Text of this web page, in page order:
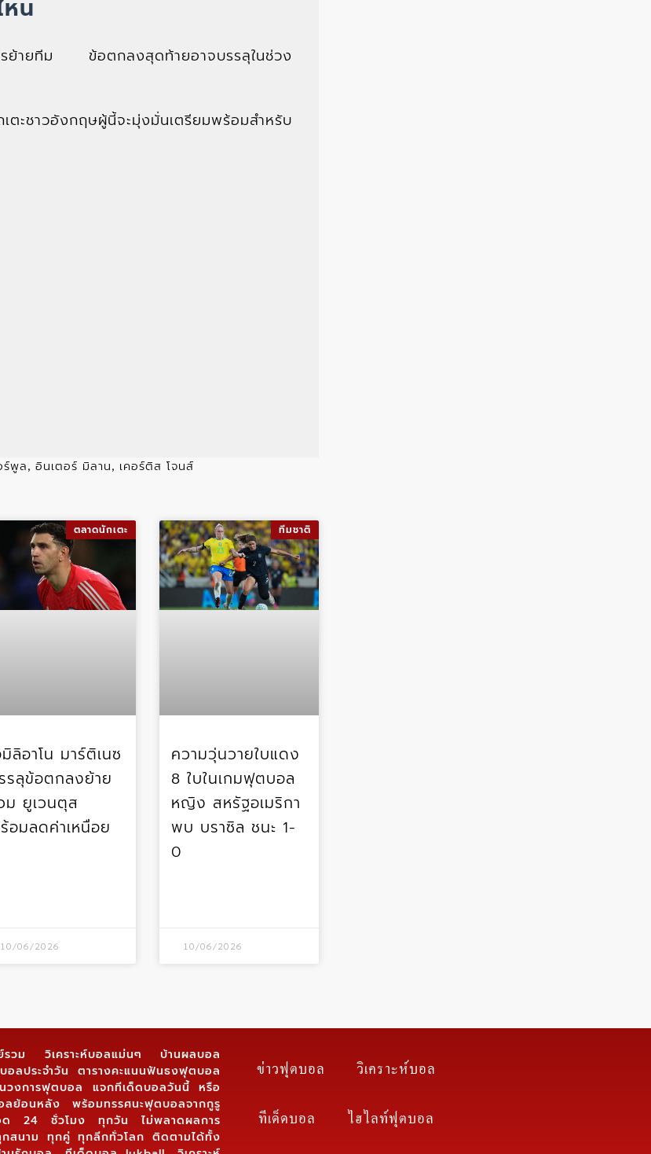
น
รย้ายทีม ข้อตกลงสุดท้ายอาจบรรลุในช่วง
ะชาวอังกฤษผู้นี้จะมุ่งมั่นเตรียมพร้อมสำหรับ
ร์พูล อินเตอร์ มิลาน เคอร์ติส โจนส์
ตลาดนักเตะ
มิลิอาโน มาร์ติเนซ
รลุข้อตกลงย้าย
ม ยูเวนตุส
อมลดค่าเหนื่อย
10/06/2026
ทีมชาติ
ความวุ่นวายใบแดง
8 ใบในเกมฟุตบอล
หญิง สหรัฐอเมริกา
พบ บราซิล ชนะ 1-
0
10/06/2026
วม วิเคราะห์บอลแม่นๆ บ้านผลบอล
อลประจำวัน ตารางคะแนนฟันธงฟุตบอล
นวงการฟุตบอล แจกทีเด็ดบอลวันนี้ หรือ
ลย้อนหลัง พร้อมทรรศนะฟุตบอลจากกูรู
24 ชั่วโมง ทุกวัน ไม่พลาดผลการ
สนาม ทุกคู่ ทุกลีกทั่วโลก ติดตามได้ทั้ง
ข่าวฟุตบอล
วิเคราะห์บอล
ทีเด็ดบอล
ไฮไลท์ฟุตบอล